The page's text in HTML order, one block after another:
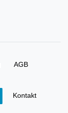
AGB
Kontakt